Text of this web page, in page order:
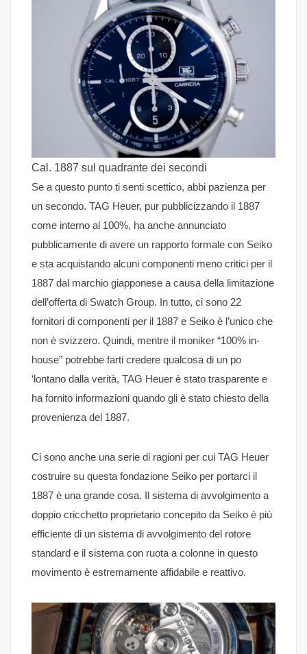
Cal. 1887 sul quadrante dei secondi
Se a questo punto ti senti scettico, abbi pazienza per
un secondo. TAG Heuer, pur pubblicizzando il 1887
come interno al 100%, ha anche annunciato
pubblicamente di avere un rapporto formale con Seiko
e sta acquistando alcuni componenti meno critici per il
1887 dal marchio giapponese a causa della limitazione
dell’offerta di Swatch Group. In tutto, ci sono 22
fornitori di componenti per il 1887 e Seiko è l’unico che
non è svizzero. Quindi, mentre il moniker “100% in-
house” potrebbe farti credere qualcosa di un po
‘lontano dalla verità, TAG Heuer è stato trasparente e
ha fornito informazioni quando gli è stato chiesto della
provenienza del 1887.
Ci sono anche una serie di ragioni per cui TAG Heuer
costruire su questa fondazione Seiko per portarci il
1887 è una grande cosa. Il sistema di avvolgimento a
doppio cricchetto proprietario concepito da Seiko è più
efficiente di un sistema di avvolgimento del rotore
standard e il sistema con ruota a colonne in questo
movimento è estremamente affidabile e reattivo.